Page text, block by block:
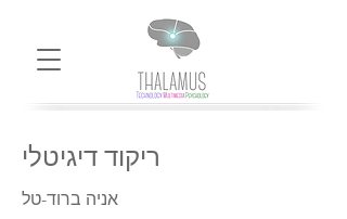
ריקוד דיגיטלי
אניה ברוד-טל